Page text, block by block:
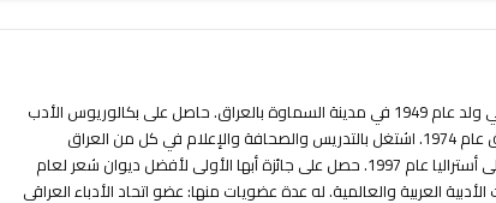
يحيى عباس عبود السماوي،شاعر عراقي ولد عام 1949 في مدينة السماوة بالعراق. حاصل على بكالوريوس الأدب
العربي من جامعة المستنصرية بالعراق عام 1974. اشتغل بالتدريس والصحافة والإعلام في كل من العراق
والمملكة العربية السعودية، وهاجر إلى أستراليا عام 1997. حصل على جائزة أبها الأولى لأفضل ديوان شعر لعام
الأدبية العربية والعالمية. له عدة عضويات منها: عضو اتحاد الأدباء العراقي